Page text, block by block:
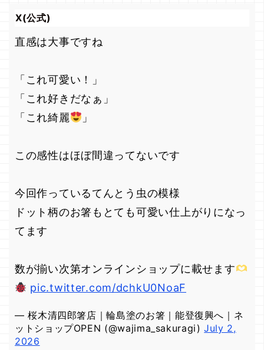
X(公式)
直感は大事ですね
「これ可愛い！」
「これ好きだなぁ」
「これ綺麗
」
この感性はほぼ間違ってないです
今回作っているてんとう虫の模様
ドット柄のお箸もとても可愛い仕上がりになっ
てます
数が揃い次第オンラインショップに載せます
pic.twitter.com/dchkU0NoaF
— 桜木清四郎箸店｜輪島塗のお箸｜能登復興へ｜ネ
ットショップOPEN (@wajima_sakuragi)July 2,
2026